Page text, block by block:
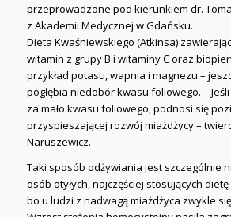
przeprowadzone pod kierunkiem dr.
z Akademii Medycznej w Gdańsku.
Dieta Kwaśniewskiego (Atkinsa)
witamin z grupy B i witaminy C oraz
przykład potasu, wapnia i magnezu –
pogłębia niedobór kwasu foliowego. –
za mało kwasu foliowego, podnosi się
przyspieszającej rozwój miażdżycy –
Naruszewicz.
Taki sposób odżywiania jest szczególnie
osób otyłych, najczęściej stosujących
bo u ludzi z nadwagą miażdżyca zwykle